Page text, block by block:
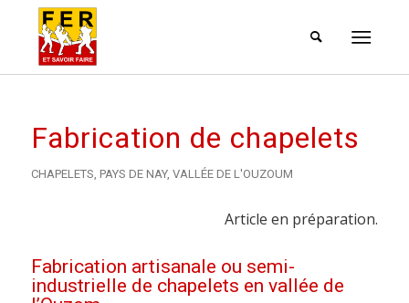
Fabrication de chapelets
CHAPELETS, PAYS DE NAY, VALLÉE DE L'OUZOUM
Article en préparation.
Fabrication artisanale ou semi-
industrielle de chapelets en vallée de